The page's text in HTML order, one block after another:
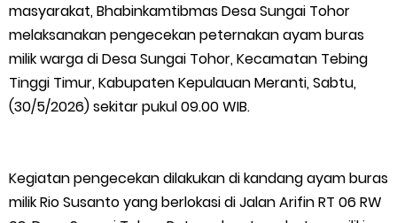
Bupati Asmar Perkuat Sinergi dengan Danposal Selatpanjang,
Bahas Stabilitas Wilayah dan Pembangunan Meranti
44 Tim Berlaga di Banglas Barat Cup II, Pemkab Meranti
HUT IBI Ke-75, Bupati Asmar: Bidan Garda Terdepan Wujudkan
masyarakat, Bhabinkamtibmas Desa Sungai Tohor
melaksanakan pengecekan peternakan ayam buras
milik warga di Desa Sungai Tohor, Kecamatan Tebing
Tinggi Timur, Kabupaten Kepulauan Meranti, Sabtu,
(30/5/2026) sekitar pukul 09.00 WIB.
Kegiatan pengecekan dilakukan di kandang ayam buras
milik Rio Susanto yang berlokasi di Jalan Arifin RT 06 RW